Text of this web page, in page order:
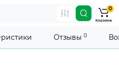
временно приостановлена.
чтобы возобновить прием
можно скорее.
0
Корзина
Отзывы 0